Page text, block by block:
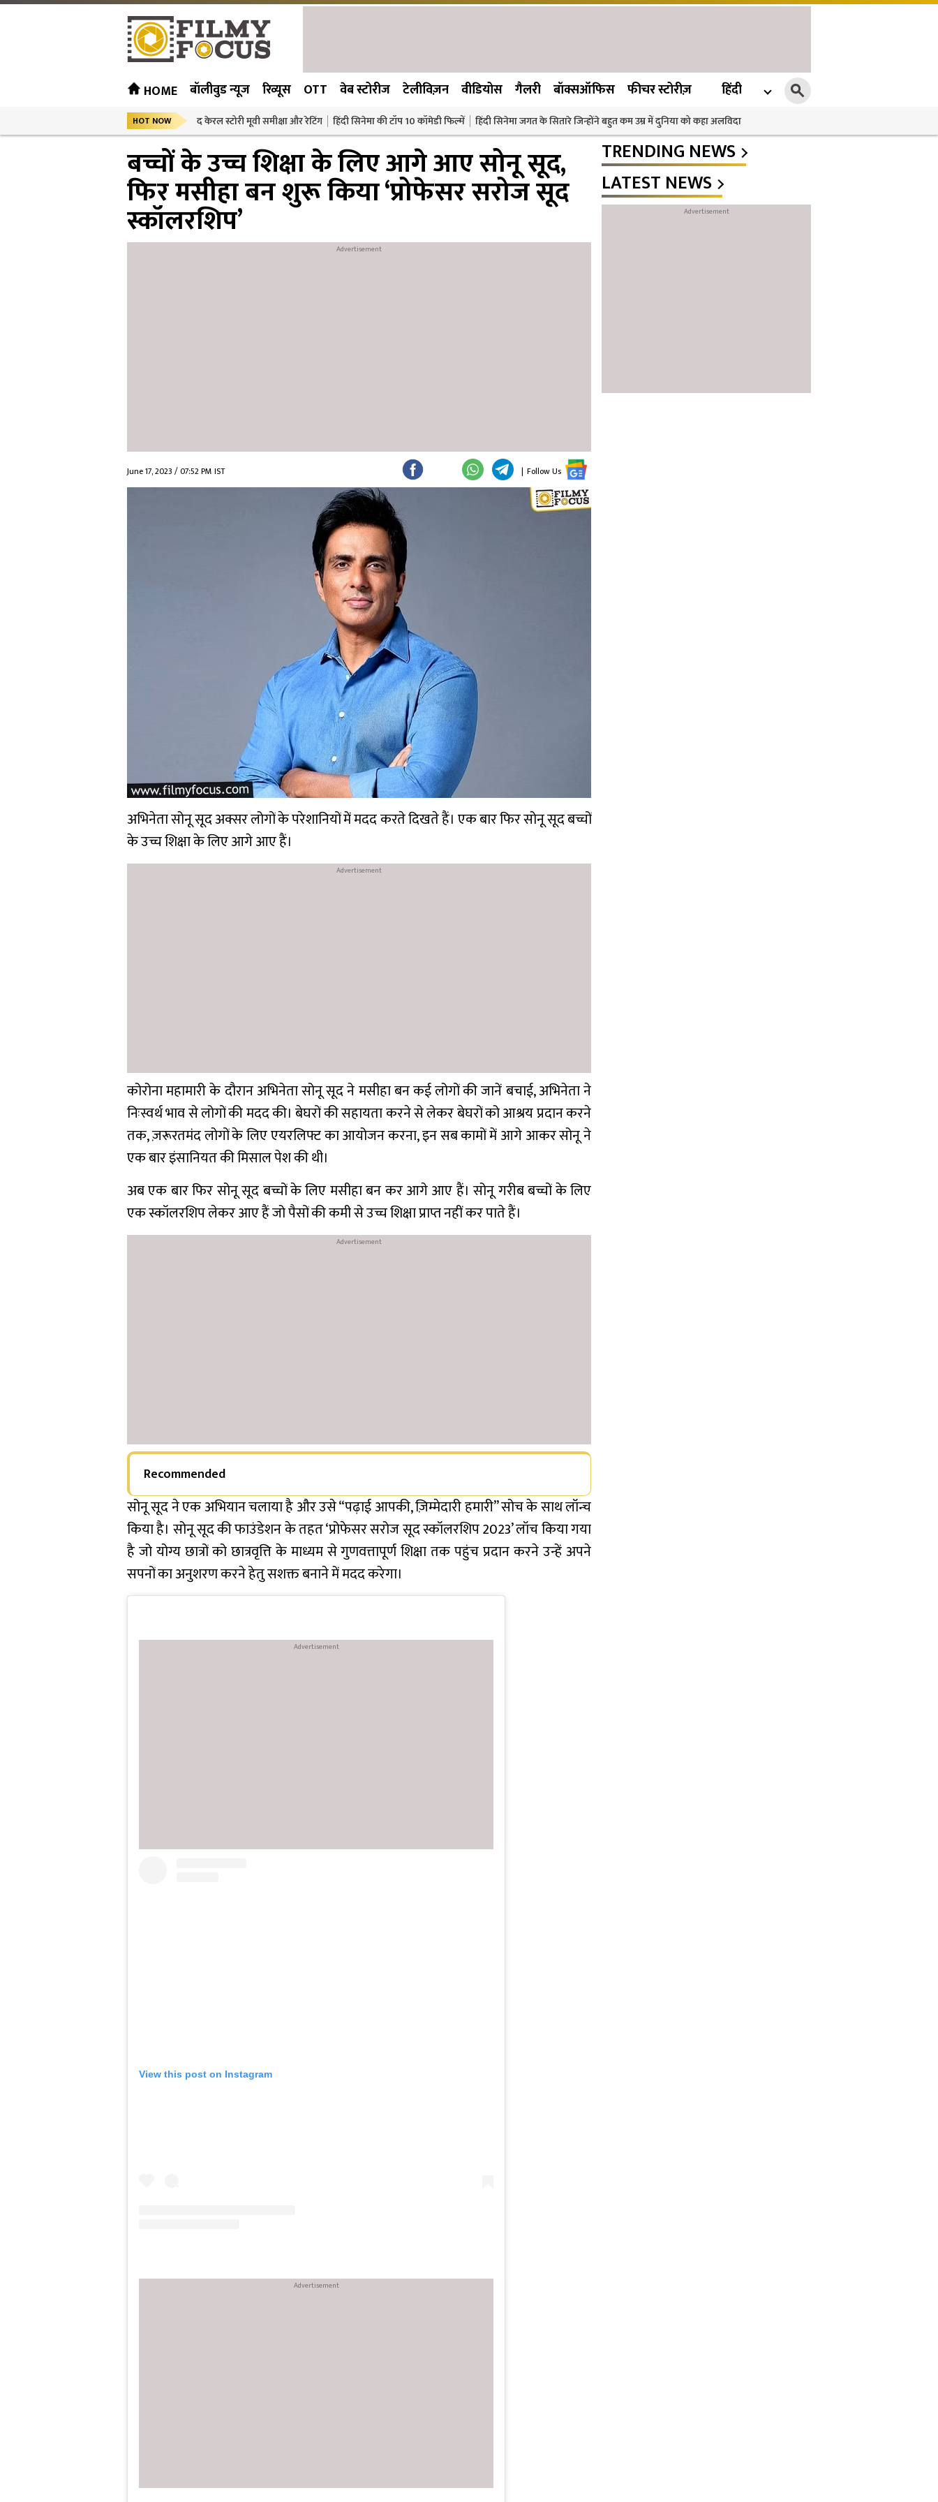
HOME बॉलीवुड न्यूज रिव्यूस OTT वेब स्टोरीज टेलीविज़न वीडियोस गैलरी बॉक्सऑफिस फीचर स्टोरीज़ हिंदी
HOT NOW द केरल स्टोरी मूवी समीक्षा और रेटिंग हिंदी सिनेमा की टॉप 10 कॉमेडी फिल्में हिंदी सिनेमा जगत के सितारे जिन्होंने बहुत कम उम्र में दुनिया को कहा अलविदा
बच्चों के उच्च शिक्षा के लिए आगे आए सोनू सूद,
फिर मसीहा बन शुरू किया ‘प्रोफेसर सरोज सूद
स्कॉलरशिप’
June 17, 2023 / 07:52 PM IST | Follow Us
अभिनेता सोनू सूद अक्सर लोगों के परेशानियों में मदद करते दिखते हैं। एक बार फिर सोनू सूद बच्चों
के उच्च शिक्षा के लिए आगे आए हैं।
कोरोना महामारी के दौरान अभिनेता सोनू सूद ने मसीहा बन कई लोगों की जानें बचाई, अभिनेता ने
निःस्वर्थ भाव से लोगों की मदद की। बेघरों की सहायता करने से लेकर बेघरों को आश्रय प्रदान करने
तक, ज़रूरतमंद लोगों के लिए एयरलिफ्ट का आयोजन करना, इन सब कामों में आगे आकर सोनू ने
एक बार इंसानियत की मिसाल पेश की थी।
अब एक बार फिर सोनू सूद बच्चों के लिए मसीहा बन कर आगे आए हैं। सोनू गरीब बच्चों के लिए
एक स्कॉलरशिप लेकर आए हैं जो पैसों की कमी से उच्च शिक्षा प्राप्त नहीं कर पाते हैं।
Recommended
सोनू सूद ने एक अभियान चलाया है और उसे “पढ़ाई आपकी, ज़िम्मेदारी हमारी” सोच के साथ लॉन्च
किया है। सोनू सूद की फाउंडेशन के तहत ‘प्रोफेसर सरोज सूद स्कॉलरशिप 2023’ लॉच किया गया
है जो योग्य छात्रों को छात्रवृत्ति के माध्यम से गुणवत्तापूर्ण शिक्षा तक पहुंच प्रदान करने उन्हें अपने
सपनों का अनुशरण करने हेतु सशक्त बनाने में मदद करेगा।
View this post on Instagram
TRENDING NEWS
LATEST NEWS